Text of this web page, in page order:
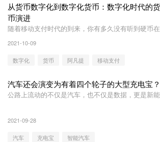
从货币数字化到数字化货币：数字化时代的货
币演进
随着移动支付时代的到来，你有多久没有听到硬币
2021-10-09
数字化 货币 阿凡提 移动支付
汽车还会演变为有着四个轮子的大型充电宝？
公路上流动的不仅是汽车，也不仅是数据，更是新能
2021-09-28
汽车 充电宝 智能汽车